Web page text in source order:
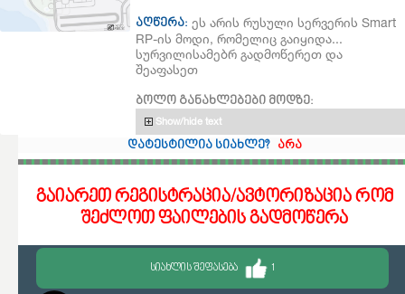
აღწერა: ეს არის რუსული სერვერის Smart
RP-ის მოდი, რომელიც გაიყიდა...
სურვილისამებრ გადმოწერეთ და
შეაფასეთ
ბოლო განახლებები მოდზე:
Show/hide text
დატესტილია სიახლე? არა
გაიარეთ რეგისტრაცია/ავტორიზაცია რომ
შეძლოთ ფაილების გადმოწერა
ᲡᲘᲐᲮᲚᲘᲡ ᲨᲔᲤᲐᲡᲔᲑᲐ 1